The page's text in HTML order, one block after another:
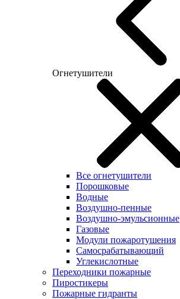
Огнетушители
Все огнетушители
Порошковые
Водные
Воздушно-пенные
Воздушно-эмульсионные
Газовые
Модули пожаротушения
Самосрабатывающий
Углекислотные
Переходники пожарные
Пиростикеры
Пожарные гидранты